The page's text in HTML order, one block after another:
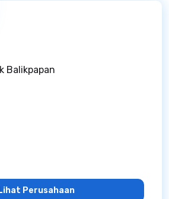
Balikpapan
Lihat Perusahaan